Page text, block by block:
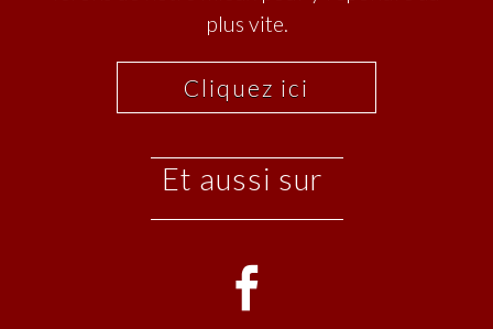
plus vite.
Cliquez ici
et aussi sur